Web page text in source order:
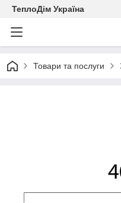
ТеплоДім Україна
Товари та послуги